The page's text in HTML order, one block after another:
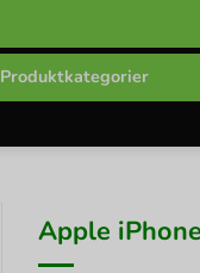
Produktkategorier
Apple